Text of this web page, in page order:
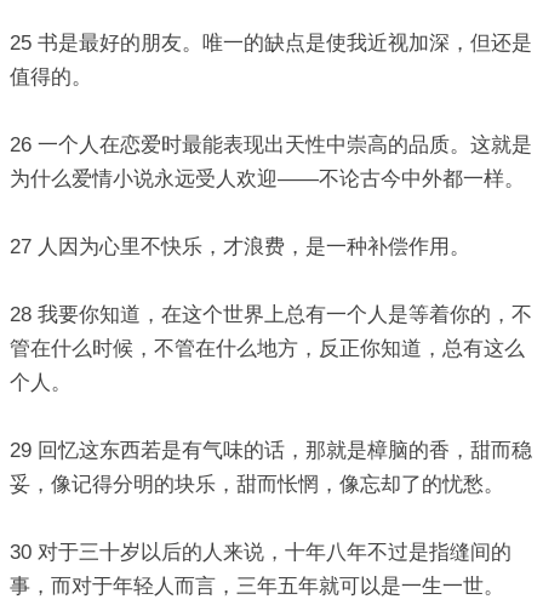
25 书是最好的朋友。唯一的缺点是使我近视加深，但还是
值得的。
26 一个人在恋爱时最能表现出天性中崇高的品质。这就是
为什么爱情小说永远受人欢迎——不论古今中外都一样。
27 人因为心里不快乐，才浪费，是一种补偿作用。
28 我要你知道，在这个世界上总有一个人是等着你的，不
管在什么时候，不管在什么地方，反正你知道，总有这么
个人。
29 回忆这东西若是有气味的话，那就是樟脑的香，甜而稳
妥，像记得分明的块乐，甜而怅惘，像忘却了的忧愁。
30 对于三十岁以后的人来说，十年八年不过是指缝间的
事，而对于年轻人而言，三年五年就可以是一生一世。